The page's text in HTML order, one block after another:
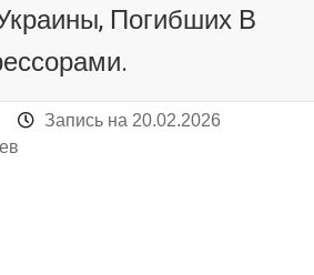
Погибших В
Запись на 20.02.2026